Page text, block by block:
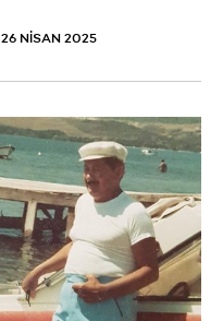
26 NISAN 2025